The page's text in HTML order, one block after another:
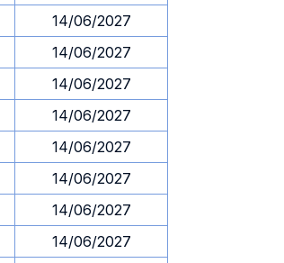
14/06/2027
14/06/2027
14/06/2027
14/06/2027
14/06/2027
14/06/2027
14/06/2027
14/06/2027